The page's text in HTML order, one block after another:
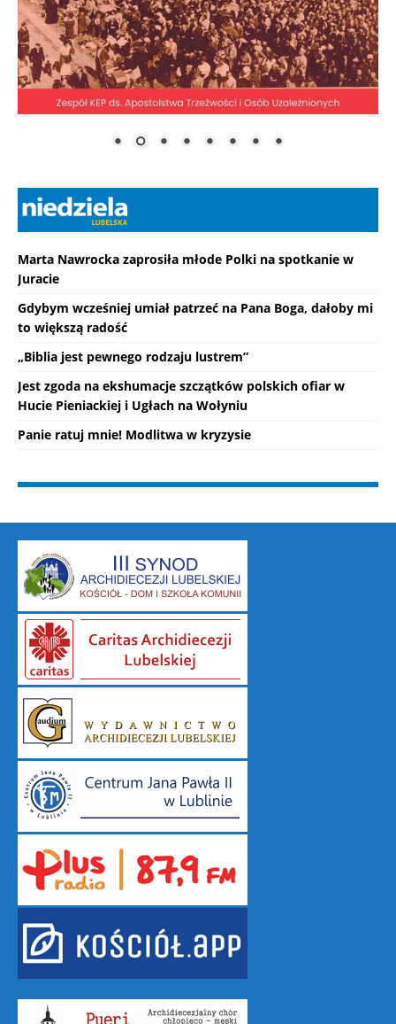
Marta Nawrocka zaprosiła młode Polki na spotkanie w
Juracie
Gdybym wcześniej umiał patrzeć na Pana Boga, dałoby mi
to większą radość
„Biblia jest pewnego rodzaju lustrem”
Jest zgoda na ekshumacje szczątków polskich ofiar w
Hucie Pieniackiej i Ugłach na Wołyniu
Panie ratuj mnie! Modlitwa w kryzysie